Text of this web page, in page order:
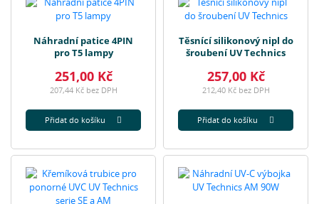
Náhradní patice 4PIN
pro T5 lampy
251,00 Kč
207,44 Kč bez DPH
Přidat do košíku
Těsnící silikonový nipl do
šroubení UV Technics
257,00 Kč
212,40 Kč bez DPH
Přidat do košíku